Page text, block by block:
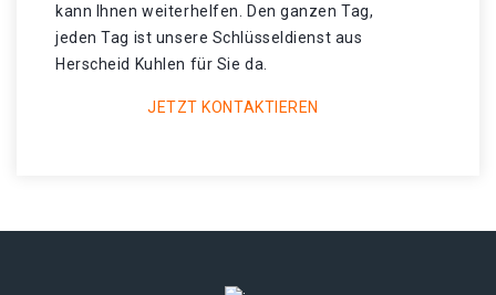
kann Ihnen weiterhelfen. Den ganzen Tag,
jeden Tag ist unsere Schlüsseldienst aus
Herscheid Kuhlen für Sie da.
JETZT KONTAKTIEREN